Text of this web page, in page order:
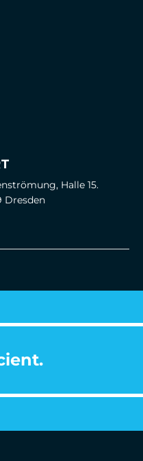
Halle 15.
Dresden